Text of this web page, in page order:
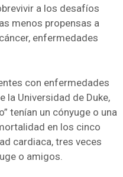
a los desafíos
menos propensas a
enfermedades
con enfermedades
la Universidad de Duke,
tenían un cónyuge o una
en los cinco
cardiaca, tres veces
o amigos.